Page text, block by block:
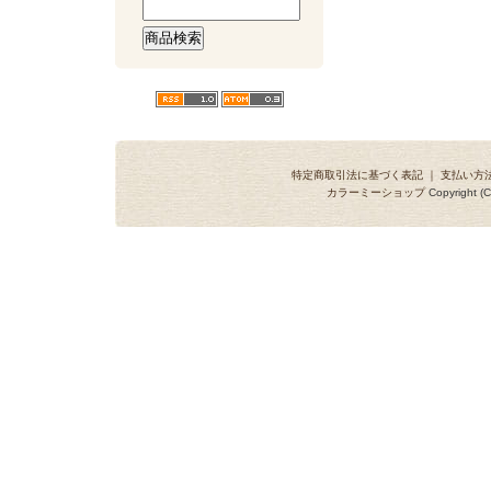
特定商取引法に基づく表記 ｜ 支払い方
カラーミーショップCopyright